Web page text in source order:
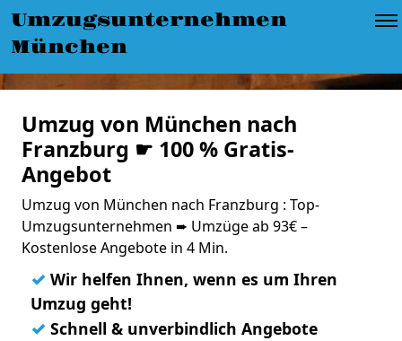
Umzugsunternehmen
München
Umzug von München nach
Franzburg ☛ 100 % Gratis-
Angebot
Umzug von München nach Franzburg : Top-
Umzugsunternehmen ➨ Umzüge ab 93€ –
Kostenlose Angebote in 4 Min.
✓ Wir helfen Ihnen, wenn es um Ihren
Umzug geht!
✓ Schnell & unverbindlich Angebote